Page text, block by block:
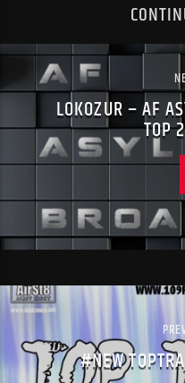
LOKOZUR – AF
TOP
#NEW